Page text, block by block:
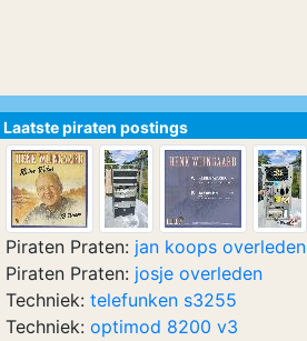
Laatste piraten postings
Piraten Praten: jan koops overleden
Piraten Praten: josje overleden
Techniek: telefunken s3255
Techniek: optimod 8200 v3